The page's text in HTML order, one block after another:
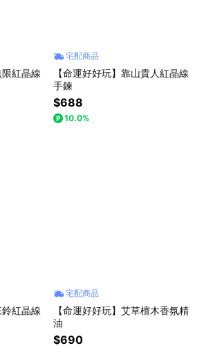
限紅晶線
宅配商品
【命運好好玩】靠山貴人紅晶線
手鍊
$688
10.0%
鈴紅晶線
宅配商品
【命運好好玩】艾草檀木香氛精
油
$690